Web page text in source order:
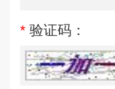
* 验证码：